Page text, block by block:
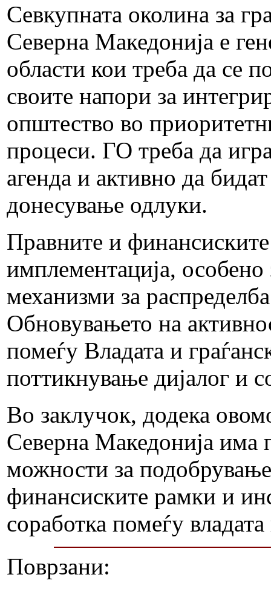
Севкупната околина за
Северна Македонија е
области кои треба да се
своите напори за
општество во
процеси. ГО треба да
агенда и активно да
донесување одлуки.
Правните и
имплементација, особено
механизми за
Обновувањето на
помеѓу Владата и
поттикнување дијалог и
Во заклучок, додека
Северна Македонија има
можности за
финансиските рамки и
соработка помеѓу
Поврзани: